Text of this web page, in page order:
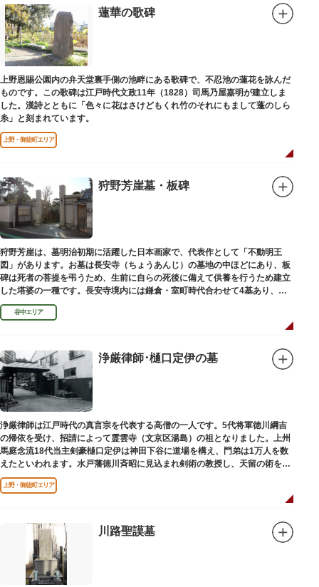
蓮華の歌碑
上野恩賜公園内の弁天堂裏手側の池畔にある歌碑で、不忍池の蓮花を詠んだ
ものです。この歌碑は江戸時代文政11年（1828）司馬乃屋嘉明が建立しま
した。漢詩とともに「色々に花はさけどもくれ竹のそれにもまして蓬のしら
糸」と刻まれています。
上野・御徒町エリア
狩野芳崖墓・板碑
狩野芳崖は、墓明治初期に活躍した日本画家で、代表作として「不動明王
図」があります。お墓は長安寺（ちょうあんじ）の墓地の中ほどにあり、板
碑は死者の菩提を弔うため、生前に自らの死後に備えて供養を行うため建立
した塔婆の一種です。長安寺境内には鎌倉・室町時代合わせて4基あり、
「長安寺板碑」として台東区の有形文化財に指定されています。
谷中エリア
浄厳律師･樋口定伊の墓
浄厳律師は江戸時代の真言宗を代表する高僧の一人です。5代将軍徳川綱吉
の帰依を受け、招請によって霊雲寺（文京区湯島）の祖となりました。上州
馬庭念流18代当主剣豪樋口定伊は神田下谷に道場を構え、門弟は1万人を数
えたといわれます。水戸藩徳川斉昭に見込まれ剣術の教授し、天留の術を創
案しました。お墓は妙極院（みょうごくいん）にあります。
上野・御徒町エリア
川路聖謨墓